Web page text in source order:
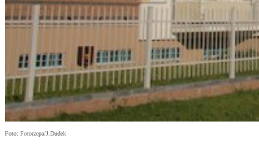
Foto: Fotorzepa/J.Dudek